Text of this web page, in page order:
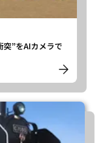
”をAIカメラで